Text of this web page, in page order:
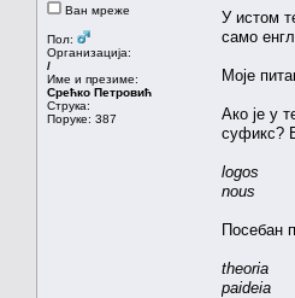
Ван мреже
Пол:
Организација:
/
Име и презиме:
Срећко Петровић
Струка:
Поруке: 387
У истом
само
Моје
Ако је у
суфикс?
logos
nous
Посебан
theoria
paideia